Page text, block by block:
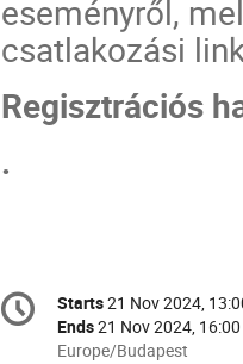
eseményről,
csatlakozási
Regisztrációs
.
Conference
information
Date/Time
Starts21 Nov 2024,
Ends21 Nov 2024, 16:00
All
Europe/Budapest